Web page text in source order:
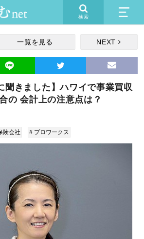
検索
一覧を見る NEXT
聞きました】ハワイで事業買収
の 会計上の注意点は？
険会社 # プロワークス